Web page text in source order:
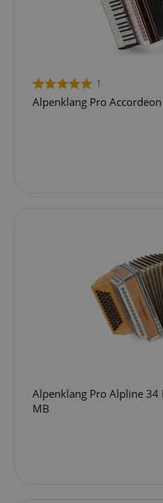
1
Alpenklang Pro
Alpenklang Pro Alpline 34
MB